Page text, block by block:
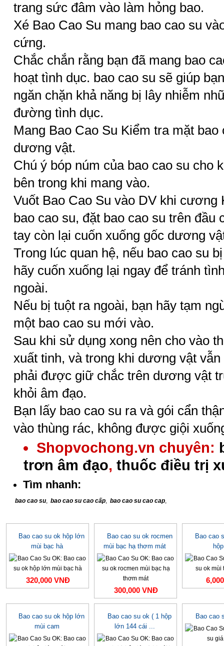
trang sức đâm vào làm hỏng bao.
Xé Bao Cao Su mang bao cao su
cứng.
Chắc chắn rằng bạn đã mang bao
hoạt tình dục. bao cao su sẽ giúp
ngăn chặn khả năng bị lây nhiễm
đường tình dục.
Mang Bao Cao Su Kiểm tra mặt bao
dương vật.
Chú ý bóp núm của bao cao su cho
bên trong khi mang vào.
Vuốt Bao Cao Su vào DV khi cương
bao cao su, đặt bao cao su trên đầu
tay còn lại cuốn xuống gốc dương
Trong lúc quan hệ, nếu bao cao su
hãy cuốn xuống lại ngay để tránh
ngoài.
Nếu bị tuột ra ngoài, bạn hãy tạm
một bao cao su mới vào.
Sau khi sử dụng xong nên cho vào
xuất tinh, và trong khi dương vật
phải được giữ chắc trên dương vật
khỏi âm đạo.
Bạn lấy bao cao su ra và gói cẩn
vào thùng rác, không được giội
Shopvochong.vn chuyên:
trơn âm đạo, thuốc điều trị
Tìm nhanh:
bao cao su, bao cao su cao cấp, bao cao su cao cap,
Bao cao su ok hộp lớn
mùi bạc hà
320,000 VNĐ
Bao cao su ok rocmen
mùi bạc hạ thơm mát
300,000 VNĐ
Bao cao
Bao cao su ok hộp lớn
mùi cam
Bao cao su ok ( 1 hộp
lớn 144 cái ...
Bao cao